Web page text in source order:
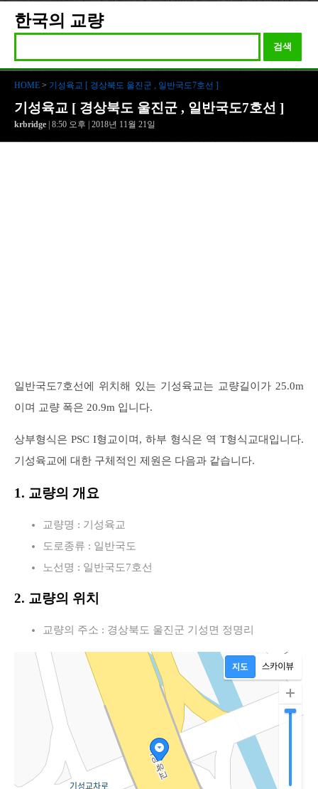
한국의 교량
검색
HOME > 기성육교 [ 경상북도 울진군 , 일반국도7호선 ]
기성육교 [ 경상북도 울진군 , 일반국도7호선 ]
krbridge | 8:50 오후 | 2018년 11월 21일
일반국도7호선에 위치해 있는 기성육교는 교량길이가 25.0m
이며 교량 폭은 20.9m 입니다.
상부형식은 PSC I형교이며, 하부 형식은 역 T형식교대입니다.
기성육교에 대한 구체적인 제원은 다음과 같습니다.
1. 교량의 개요
교량명 : 기성육교
도로종류 : 일반국도
노선명 : 일반국도7호선
2. 교량의 위치
교량의 주소 : 경상북도 울진군 기성면 정명리